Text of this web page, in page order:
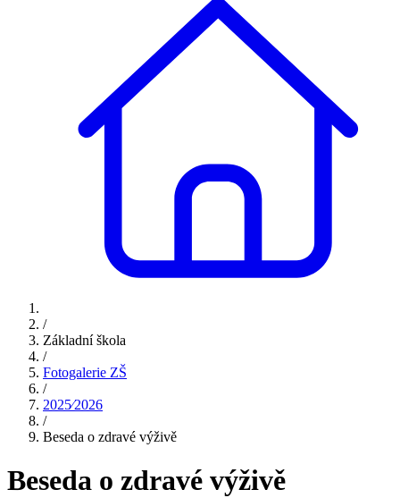
/
Základní škola
/
Fotogalerie ZŠ
/
2025⁄2026
/
Beseda o zdravé výživě
Beseda o zdravé výživě